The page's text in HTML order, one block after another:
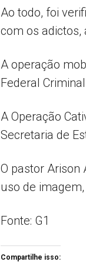
Ao todo, foi
com os adictos,
A operação
Federal
A Operação
Secretaria de
O pastor
uso de
Fonte: G1
Compartilhe isso: